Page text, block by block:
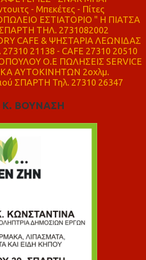
- Μπεκέτες - Πίτες
ΕΣΤΙΑΤΟΡΙΟ " Η ΠΙΑΤΣΑ
ΤΗΛ. 2731082002
CAFE & ΨΗΣΤΑΡΙΑ ΛΕΩΝΙΔΑΣ
21138 - CAFE 27310 20510
Ο.Ε ΠΩΛΗΣΕΙΣ SERVICE
ΑΥΤΟΚΙΝΗΤΩΝ 2οχλμ.
ΣΠΑΡΤΗ Τηλ. 27310 26347
ΒΟΥΝΑΣΗ